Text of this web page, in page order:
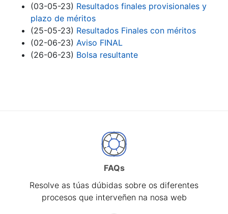
(03-05-23) Resultados finales provisionales y
plazo de méritos
(25-05-23) Resultados Finales con méritos
(02-06-23) Aviso FINAL
(26-06-23) Bolsa resultante
FAQs
Resolve as túas dúbidas sobre os diferentes
procesos que interveñen na nosa web